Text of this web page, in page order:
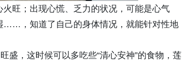
旺；出现心慌、乏力的状况，可能是心气
……，知道了自己的身体情况，就能针对性地
盛，这时候可以多吃些“清心安神”的食物，莲